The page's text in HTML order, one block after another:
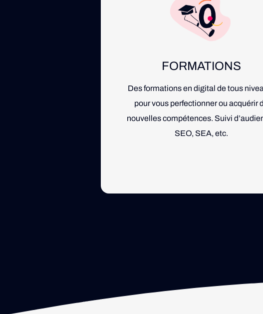
FORMATIONS
Des formations en digital de tous
pour vous perfectionner ou acquérir
nouvelles compétences. Suivi
SEO, SEA, etc.